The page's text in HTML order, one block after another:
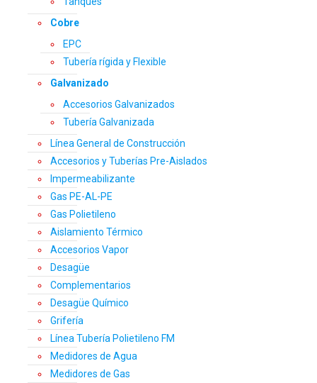
Cobre
EPC
Tubería rígida y Flexible
Galvanizado
Accesorios Galvanizados
Tubería Galvanizada
Línea General de Construcción
Accesorios y Tuberías Pre-Aislados
Impermeabilizante
Gas PE-AL-PE
Gas Polietileno
Aislamiento Térmico
Accesorios Vapor
Desagüe
Complementarios
Desagüe Químico
Grifería
Línea Tubería Polietileno FM
Medidores de Agua
Medidores de Gas